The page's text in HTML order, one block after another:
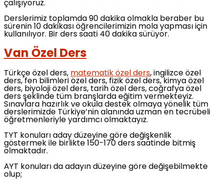
çalışıyoruz.
Derslerimiz toplamda 90 dakika olmakla beraber bu
sürenin 10 dakikası öğrencilerimizin mola yapması için
kullanılıyor. Bir ders saati 40 dakika sürüyor.
Van Özel Ders
Türkçe özel ders, matematik özel ders, ingilizce özel
ders, fen bilimleri özel ders, fizik özel ders, kimya özel
ders, biyoloji özel ders, tarih özel ders, coğrafya özel
ders şeklinde tüm branşlarda eğitim vermekteyiz.
Sınavlara hazırlık ve okula destek olmaya yönelik tüm
derslerimizde Türkiye’nin alanında uzman en tecrübeli
öğretmenleriyle yardımcı olmaktayız.
TYT konuları aday düzeyine göre değişkenlik
göstermek ile birlikte 150-170 ders saatinde bitmiş
olmaktadır.
AYT konuları da adayın düzeyine göre değişebilmekte
olup;